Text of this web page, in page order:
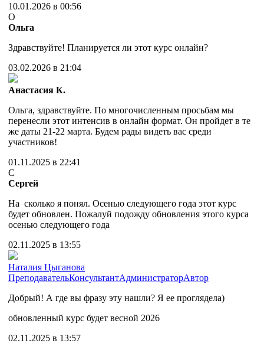
10.01.2026 в 00:56
О
Ольга
Здравствуйте! Планируется ли этот курс онлайн?
03.02.2026 в 21:04
Анастасия К.
Ольга, здравствуйте. По многочисленным просьбам мы
перенесли этот интенсив в онлайн формат. Он пройдет в те
же даты 21-22 марта. Будем рады видеть вас среди
участников!
01.11.2025 в 22:41
С
Сергей
На сколько я понял. Осенью следующего года этот курс
будет обновлен. Пожалуй подожду обновления этого курса
осенью следующего года
02.11.2025 в 13:55
Наталия Цыганова
ПреподавательКонсультантАдминистраторАвтор
Добрый! А где вы фразу эту нашли? Я ее проглядела)
обновленный курс будет весной 2026
02.11.2025 в 13:57